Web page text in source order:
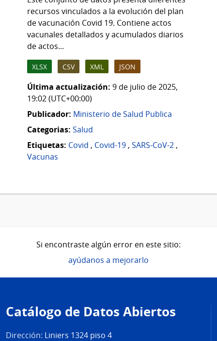
recursos vinculados a la evolución del plan
de vacunación Covid 19. Contiene actos
vacunales detallados y acumulados diarios
de actos...
XLSX CSV XML JSON
Última actualización: 9 de julio de 2025,
19:02 (UTC+00:00)
Publicador: Ministerio de Salud Publica
Categorias: Salud
Etiquetas: Covid , Covid-19 , SARS-CoV-2 ,
Vacunas
Si encontraste algún error en este sitio:
ayúdanos a mejorarlo
de
página
Catálogo de Datos Abiertos
Dirección: Liniers 1324 piso 4